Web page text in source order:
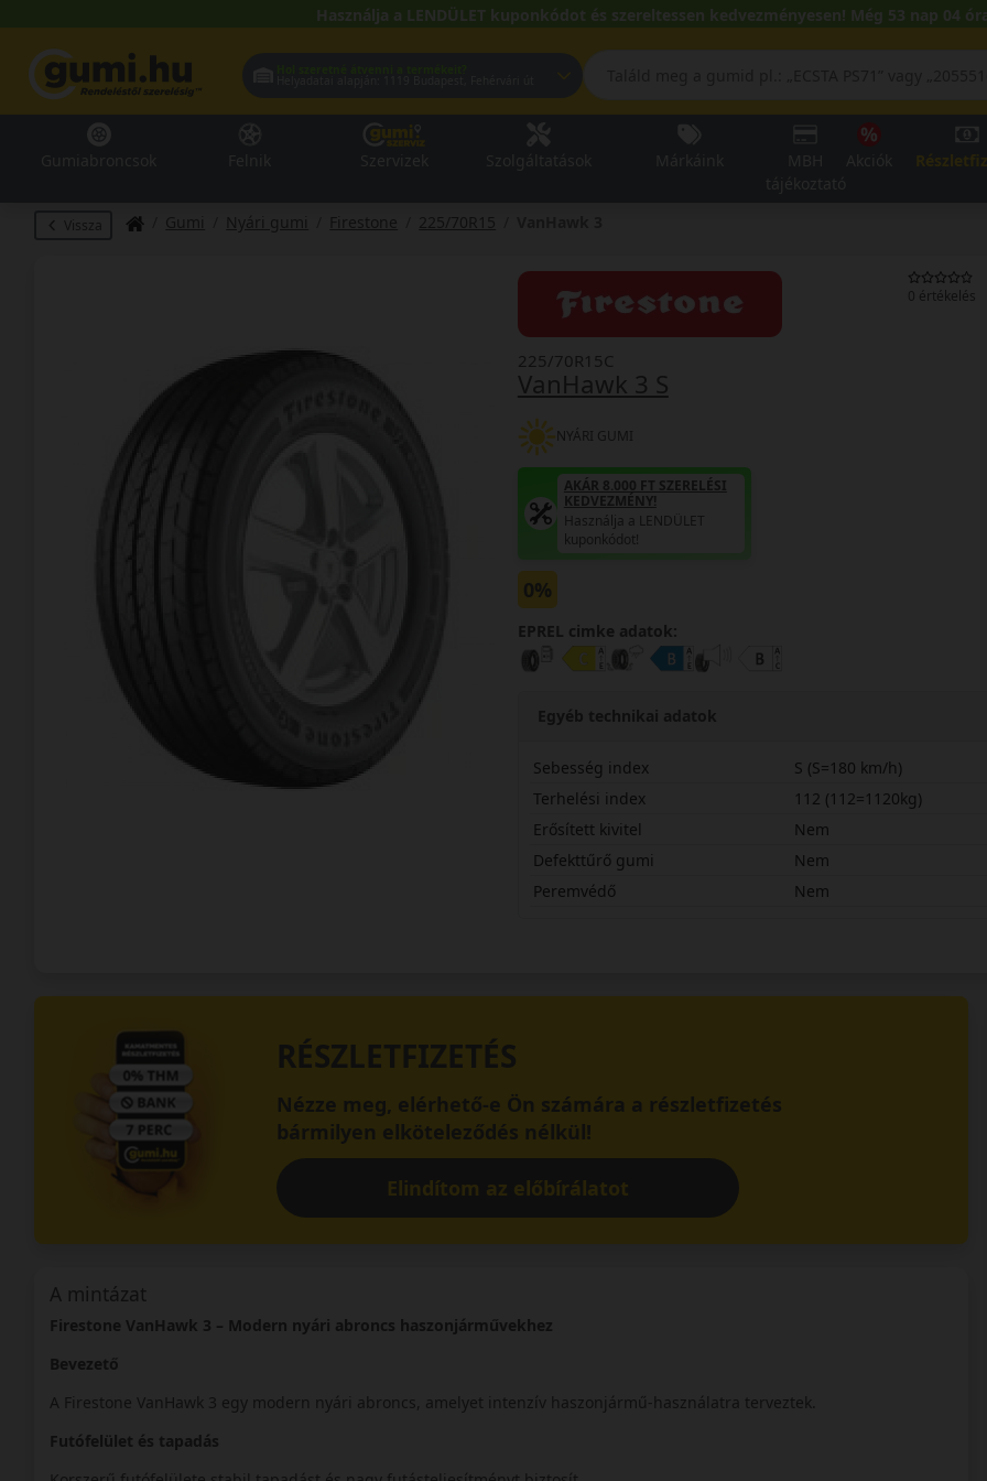
Használja a LENDÜLET kuponkódot és szereltessen kedvezményesen! Még 53 nap 04
Vissza Gumi Nyári gumi Firestone 225/70R15
0 értékelés
VanHawk 3 S
225/70R15C
NYÁRI GUMI
AKÁR 8.000 FT SZERELÉSI
KEDVEZMÉNY!
Használja a LENDÜLET
kuponkódot!
0%
EPREL cimke adatok:
Egyéb technikai adatok
Sebesség index
S (S=180 km/h)
Terhelési index
112 (112=1120kg)
Erősített kivitel
Nem
Defekttűrő gumi
Nem
Peremvédő
Nem
RÉSZLETFIZETÉS
Nézze meg, elérhető-e Ön számára a részletfizetés
bármilyen elköteleződés nélkül!
Elindítom az előbírálatot
A mintázat
Firestone VanHawk 3 – Modern nyári abroncs haszonjárművekhez
Bevezető
A Firestone VanHawk 3 egy modern nyári abroncs, amelyet intenzív haszonjármű-használatra terveztek.
Futófelület és tapadás